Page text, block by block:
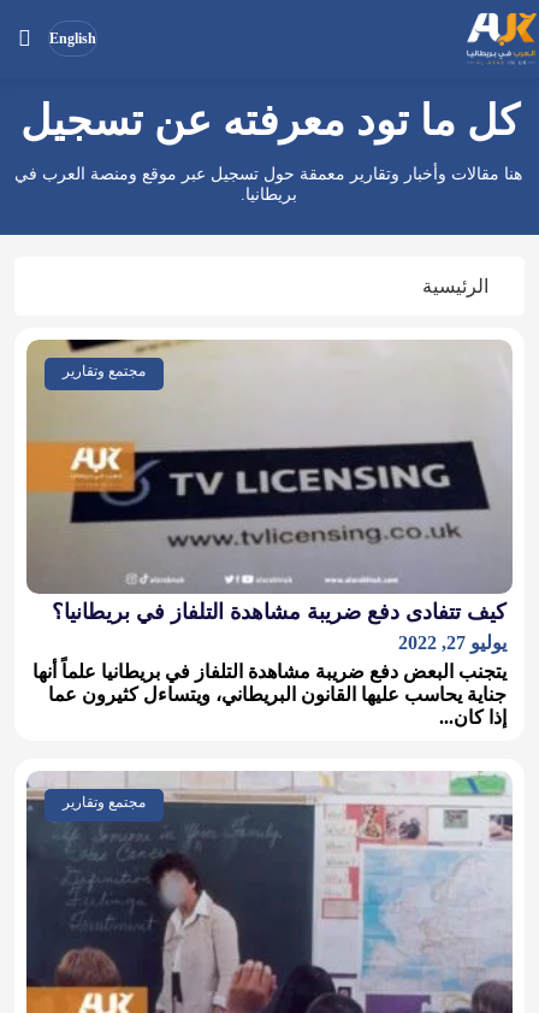
English
ابحث
الموقع
بحث
كل ما تود معرفته عن تسجيل
هنا مقالات وأخبار وتقارير معمقة حول تسجيل عبر موقع ومنصة العرب في
بريطانيا.
الرئيسية
مجتمع وتقارير
كيف تتفادى دفع ضريبة مشاهدة التلفاز في بريطانيا؟
يوليو 27, 2022
يتجنب البعض دفع ضريبة مشاهدة التلفاز في بريطانيا علماً أنها
جناية يحاسب عليها القانون البريطاني، ويتساءل كثيرون عما
إذا كان...
مجتمع وتقارير